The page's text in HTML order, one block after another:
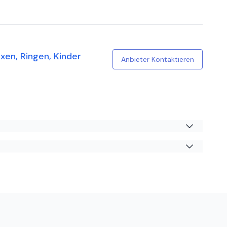
Ringen, Kinder
Anbieter Kontaktieren